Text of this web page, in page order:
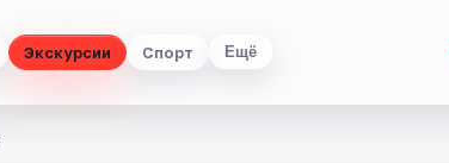
Экскурсии Спорт Ещё